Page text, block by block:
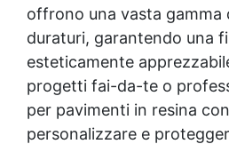
offrono una vasta gamma
duraturi, garantendo una
esteticamente
progetti fai-da-te o
per pavimenti in resina
personalizzare e